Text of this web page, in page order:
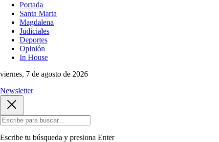
Portada
Santa Marta
Magdalena
Judiciales
Deportes
Opinión
In House
viernes, 7 de agosto de 2026
Newsletter
Escribe tu búsqueda y presiona Enter